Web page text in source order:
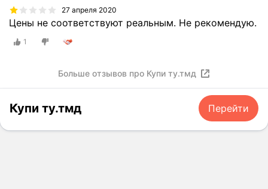
27 апреля 2020
Цены не соответствуют реальным. Не рекомендую.
1
Больше отзывов про Купи ту.тмд
Купи ту.тмд Перейти